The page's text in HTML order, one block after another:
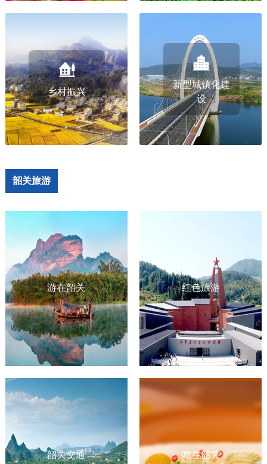
乡村振兴
新型城镇化建
设
韶关旅游
游在韶关 红色旅游
韶关交通 吃在韶关